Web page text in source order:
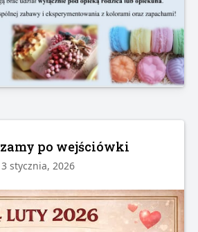
po wejściówki
stycznia, 2026